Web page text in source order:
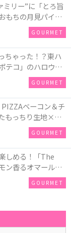
ミリー”に「とろ旨
もちの月見パイ」
ャインマスカット
GOURMET
ちゃった！？東ハ
テコ」のハロウィ
GOURMET
ベーコン＆チ
もっちり生地×ご
足感たっぷりのピ
GOURMET
しめる！「The
ン香るオマール海
が期間限定で新発
GOURMET